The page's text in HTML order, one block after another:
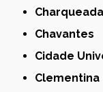
Charqueada
Chavantes
Cidade
Clementina